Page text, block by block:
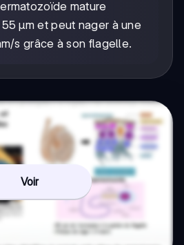
mature
μm et peut nager à une
s grâce à son flagelle.
Voir